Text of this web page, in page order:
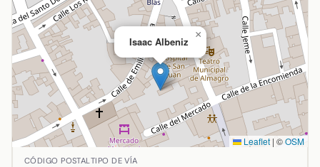
Isaac Albeniz
×
Leaflet | ©OSM
Ubicación de Isaac Albeniz en Almagro, Ciudad Real.
CÓDIGO POSTALTIPO DE VÍA